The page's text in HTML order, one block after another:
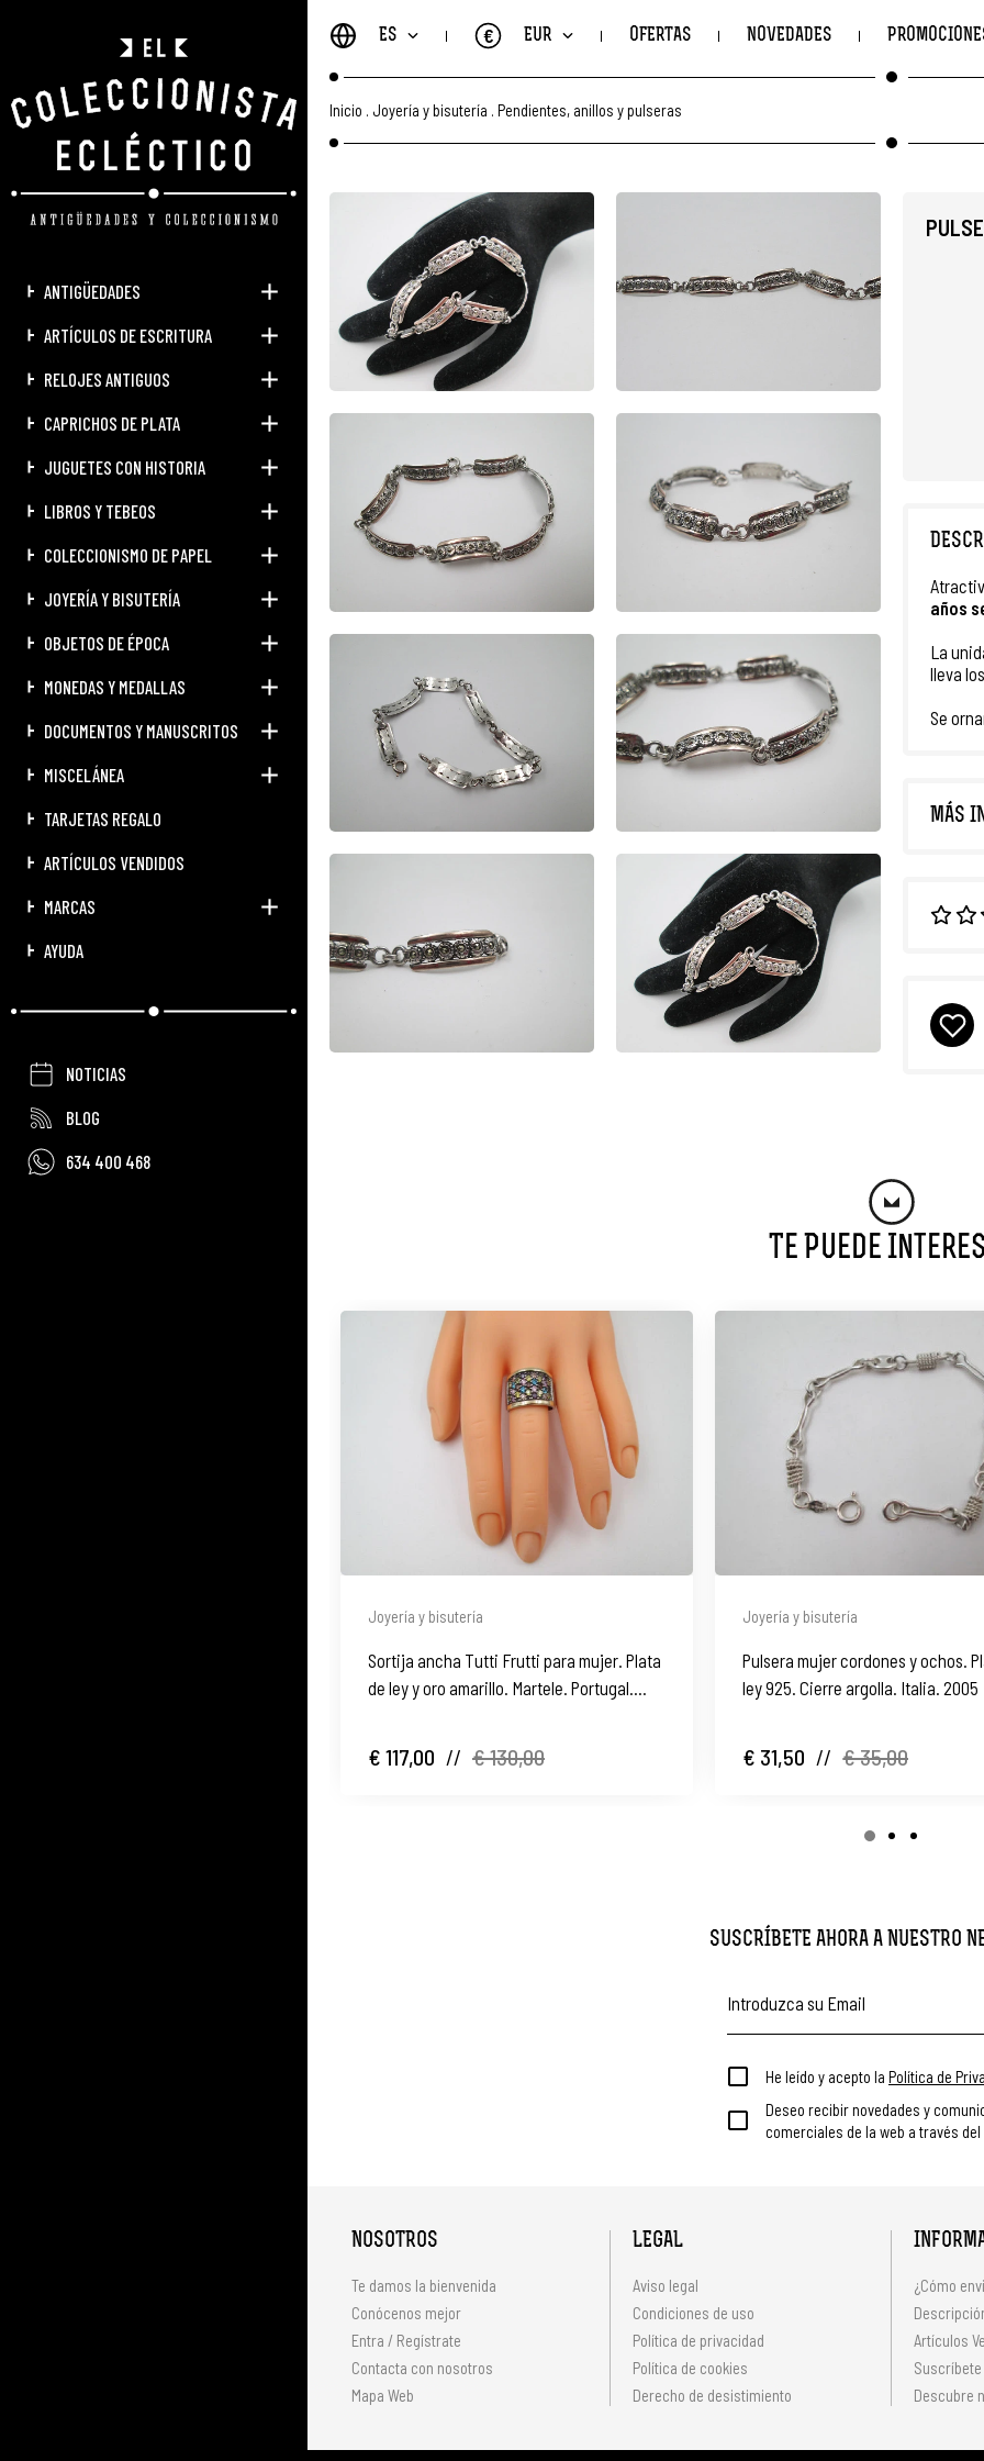
ANTIGÜEDADES
ARTÍCULOS DE ESCRITURA
RELOJES ANTIGUOS
CAPRICHOS DE PLATA
JUGUETES CON HISTORIA
LIBROS Y TEBEOS
COLECCIONISMO DE PAPEL
JOYERÍA Y BISUTERÍA
OBJETOS DE ÉPOCA
MONEDAS Y MEDALLAS
DOCUMENTOS Y MANUSCRITOS
MISCELÁNEA
TARJETAS REGALO
ARTÍCULOS VENDIDOS
MARCAS
AYUDA
NOTICIAS
BLOG
634 400 468
ES EUR
€ OFERTAS NOVEDADES
Inicio Joyería y bisutería Pendientes, anillos y pulseras
años
La
lleva
Se
MÁS
Te Puede
Joyería y bisutería
Sortija ancha Tutti Frutti para mujer. Plata
de ley y oro amarillo. Martele. Portugal.
€ 117,00 // € 130,00
Joyería y bisutería
Pulsera mujer cordones y ochos.
ley 925. Cierre argolla. Italia. 2005
€ 31,50 // € 35,00
SUSCRÍBETE AHORA A NUESTRO
He leído y acepto la Política de
Deseo recibir novedades y
comerciales de la web a través
NOSOTROS
Te damos la bienvenida
Conócenos mejor
Entra / Regístrate
Contacta con nosotros
Mapa Web
LEGAL
Aviso legal
Condiciones de uso
Política de privacidad
Política de cookies
Derecho de desistimiento
¿Cómo
Artículos
Descubre